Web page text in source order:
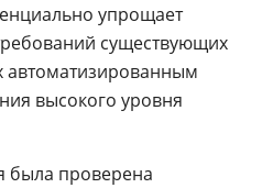
упрощает
существующих
автоматизированным
высокого уровня
была проверена